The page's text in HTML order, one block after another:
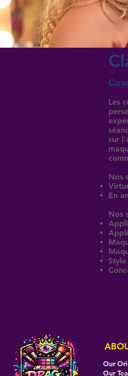
Les
sur
Nos
En
Nos
Our
Our